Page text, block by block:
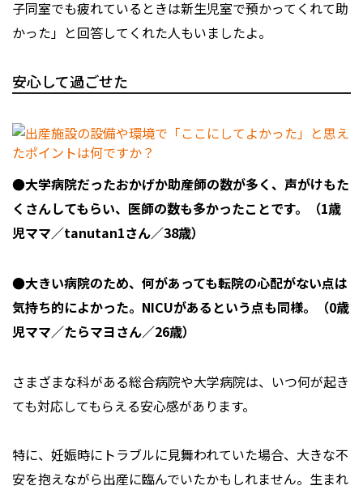
子同室でも疲れているときは新生児室で預かってくれて助
かった」と回答してくれた人もいましたよ。
安心して過ごせた
●大学病院だったおかげか助産師の数が多く、声がけもた
くさんしてもらい、医師の数も多かったことです。（1歳
児ママ／tanutan1さん／38歳）
●大きい病院のため、何があっても転院の心配がない点は
気持ち的によかった。NICUがあるという点も同様。（0歳
児ママ／たらマヨさん／26歳）
さまざまな科がある総合病院や大学病院は、いつ何が起き
ても対応してもらえる安心感があります。
特に、妊娠時にトラブルに見舞われていた場合、大きな不
安を抱えながら出産に臨んでいたかもしれません。生まれ